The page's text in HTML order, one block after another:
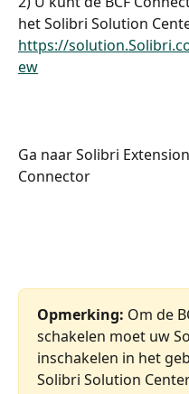
het Solibri Solution
https://
ew
Ga naar Solibri
Connector
Opmerking: Om de
schakelen moet uw
inschakelen in het
Solibri Solution